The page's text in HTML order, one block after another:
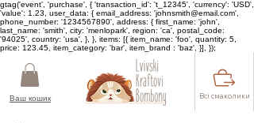
gtag('event', 'purchase', { 'transaction_id': 't_12345', 'currency': 'USD',
'value': 1.23, user_data: { email_address: 'johnsmith@email.com',
phone_number: '1234567890', address: { first_name: 'john',
last_name: 'smith', city: 'menlopark', region: 'ca', postal_code:
'94025', country: 'usa', }, }, items: [{ item_name: 'foo', quantity: 5,
price: 123.45, item_category: 'bar', item_brand : 'baz', }], });
Ваш кошик Всі смаколики